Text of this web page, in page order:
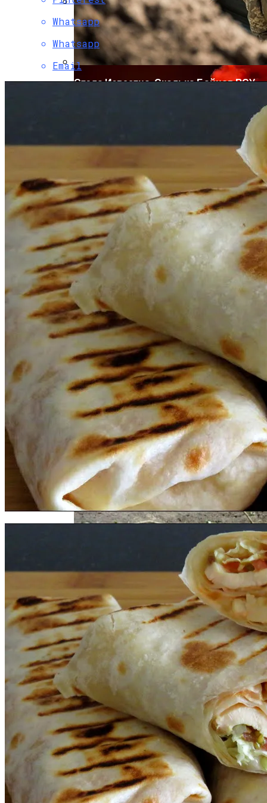
Растущая Концентрация Власти В
Руках Си Цзиньпина: Мир Не Обмануть
Военные Рельсы Спасут Британскую
Экономику?
На Какую Зарплату Могут
Рассчитывать Украинцы За Рубежом:
Советы Для Беженцев
Коронавирус В США Оказался
Смертоноснее «испанки» 1918 Года
Извержение Вулкана На Юге Исландии:
Чрезвычайное Положение И Эвакуация
Индия Не Будет Спрашивать
Разрешения На Запуск Моделей ИИ
Вредно, Но Выгодно: В США Запрет На
Асбест Приняли Только Сейчас
Стало Известно, Сколько Бойцов ВСУ
В Украине Вновь Ожидаются
Проливные Дожди
В Зоне ООС Ранен Один Украинский
Воин
Whatsapp
Whatsapp
Email